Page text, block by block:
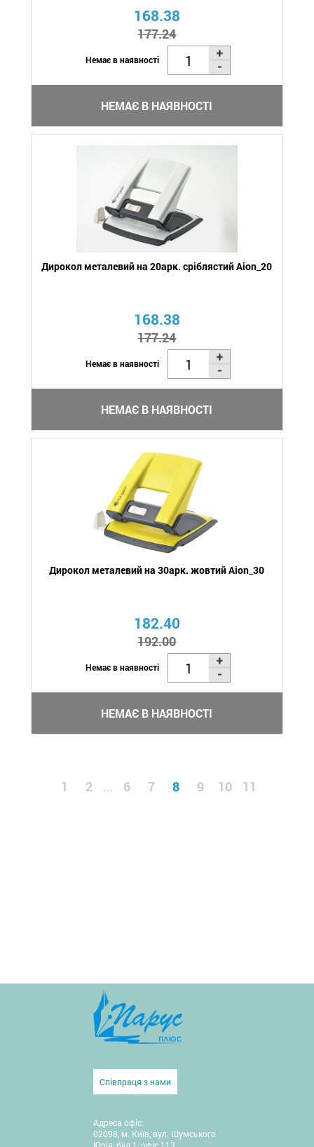
168.38
177.24
Немає в наявності
НЕМАЄ В НАЯВНОСТІ
Дирокол металевий на 20арк. сріблястий Aion_20
168.38
177.24
Немає в наявності
НЕМАЄ В НАЯВНОСТІ
Дирокол металевий на 30арк. жовтий Aion_30
182.40
192.00
Немає в наявності
НЕМАЄ В НАЯВНОСТІ
1 2 ... 6 7 8 9 10 11
Співпраця з нами
Адреса офіс:
02098, м. Київ, вул. Шумського